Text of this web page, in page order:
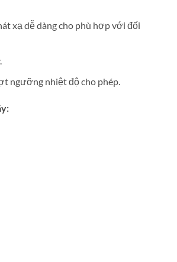
xạ dễ dàng cho phù hợp với đối
ngưỡng nhiệt độ cho phép.